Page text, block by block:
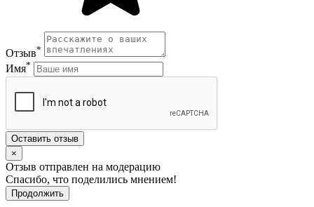
Отзыв*
Имя*
Оставить отзыв
×
Отзыв отправлен на модерацию
Спасибо, что поделились мнением!
Продолжить